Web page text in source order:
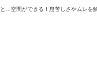
…空間ができる！息苦しさやムレを